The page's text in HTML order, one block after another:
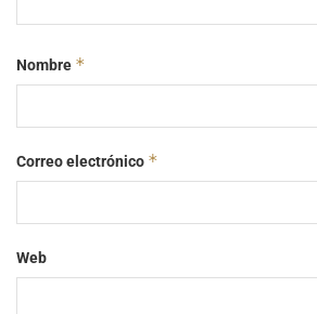
Nombre *
Correo electrónico *
Web